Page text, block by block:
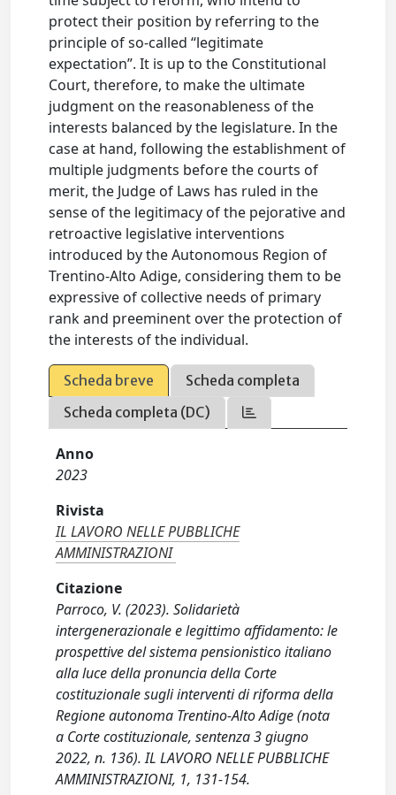
protect their position by referring to the
principle of so-called “legitimate
expectation”. It is up to the Constitutional
Court, therefore, to make the ultimate
judgment on the reasonableness of the
interests balanced by the legislature. In the
case at hand, following the establishment of
multiple judgments before the courts of
merit, the Judge of Laws has ruled in the
sense of the legitimacy of the pejorative and
retroactive legislative interventions
introduced by the Autonomous Region of
Trentino-Alto Adige, considering them to be
expressive of collective needs of primary
rank and preeminent over the protection of
the interests of the individual.
Scheda breve
Scheda completa
Scheda completa (DC)
Anno
2023
Rivista
IL LAVORO NELLE PUBBLICHE
AMMINISTRAZIONI
Citazione
Parroco, V. (2023). Solidarietà
intergenerazionale e legittimo affidamento: le
prospettive del sistema pensionistico italiano
alla luce della pronuncia della Corte
costituzionale sugli interventi di riforma della
Regione autonoma Trentino-Alto Adige (nota
a Corte costituzionale, sentenza 3 giugno
2022, n. 136). IL LAVORO NELLE PUBBLICHE
AMMINISTRAZIONI, 1, 131-154.